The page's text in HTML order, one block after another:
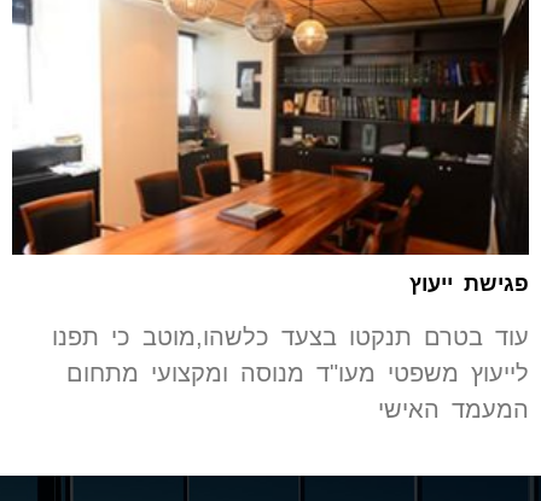
פגישת ייעוץ
עוד בטרם תנקטו בצעד כלשהו,מוטב כי תפנו
לייעוץ משפטי מעו"ד מנוסה ומקצועי מתחום
המעמד האישי